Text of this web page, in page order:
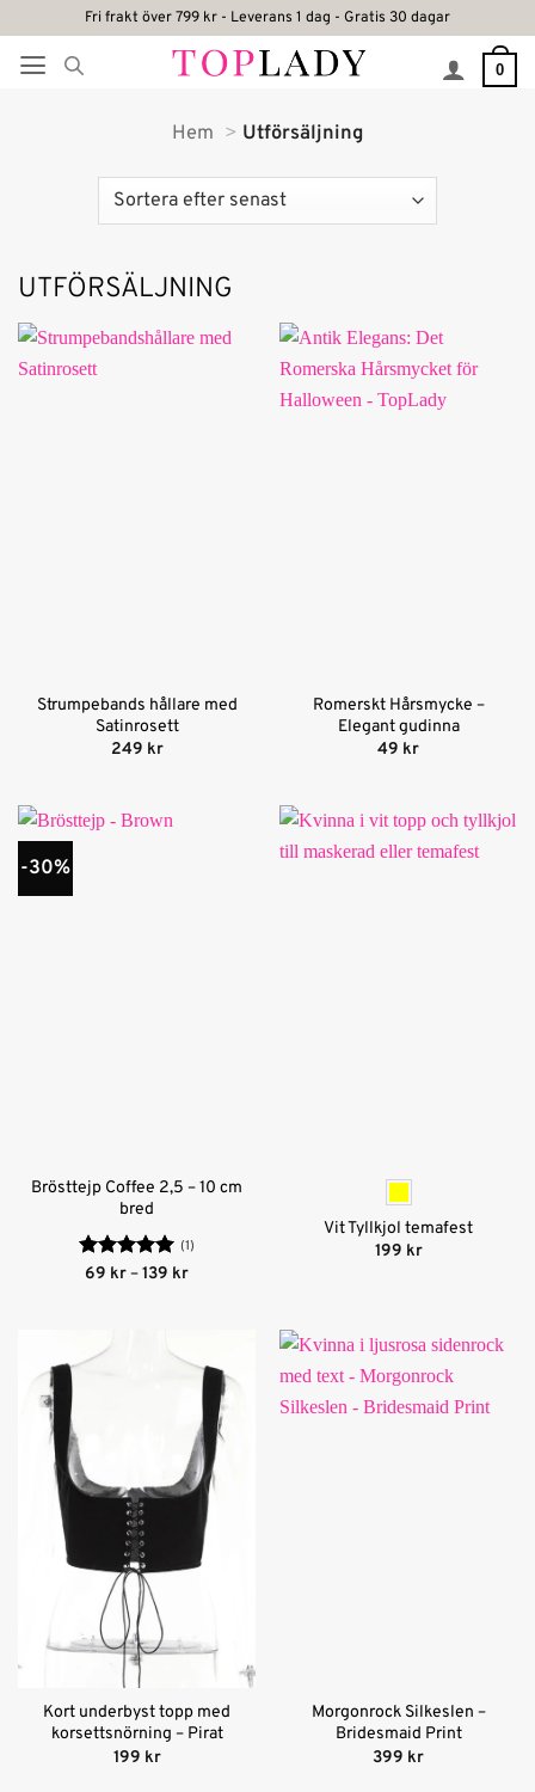
content
Fri frakt över 799 kr - Leverans 1 dag - Gratis 30 dagar
0
Hem Utförsäljning
UTFÖRSÄLJNING
Strumpebands hållare med
Satinrosett
249 kr
Romerskt Hårsmycke –
Elegant gudinna
49 kr
-30%
Brösttejp Coffee 2,5 – 10 cm
bred
Betygsatt5
(1)
69 kr–139 krPrisintervall:
Vit Tyllkjol temafest
199 kr
Kort underbyst topp med
korsettsnörning – Pirat
199 kr
Morgonrock Silkeslen –
Bridesmaid Print
399 kr